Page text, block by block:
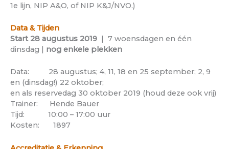
1e lijn, NIP A&O, of NIP K&J/NVO.)
Data & Tijden
Start 28 augustus 2019 | 7 woensdagen en één
dinsdag | nog enkele plekken
Data: 28 augustus; 4, 11, 18 en 25 september; 2, 9
en (dinsdag!) 22 oktober;
en als reservedag 30 oktober 2019 (houd deze ook vrij)
Trainer: Hende Bauer
Tijd: 10:00 – 17:00 uur
Kosten: 1897